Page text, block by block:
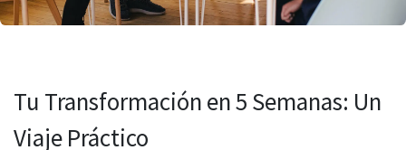
Tu Transformación en 5 Semanas: Un
Viaje Práctico